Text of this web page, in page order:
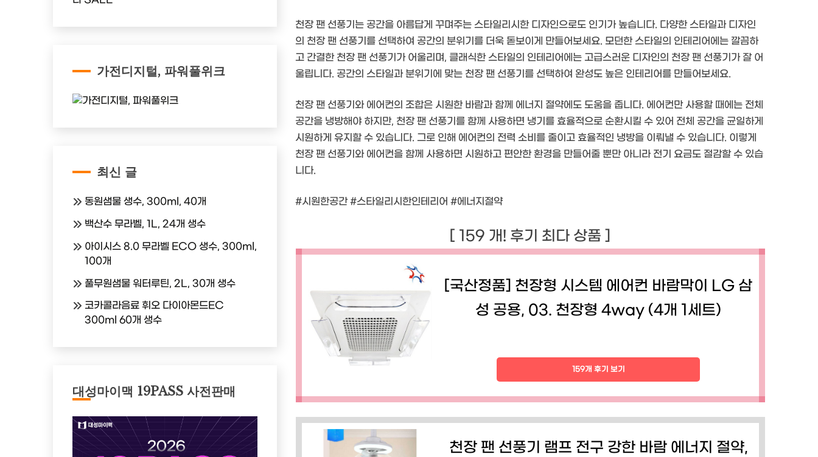
천장 팬 선풍기는 공간을 아름답게 꾸며주는 스타일리시한 디자인으로도 인기가 높습니다. 다양한 스타일과 디자인
의 천장 팬 선풍기를 선택하여 공간의 분위기를 더욱 돋보이게 만들어보세요. 모던한 스타일의 인테리어에는 깔끔하
고 간결한 천장 팬 선풍기가 어울리며, 클래식한 스타일의 인테리어에는 고급스러운 디자인의 천장 팬 선풍기가 잘 어
울립니다. 공간의 스타일과 분위기에 맞는 천장 팬 선풍기를 선택하여 완성도 높은 인테리어를 만들어보세요.
천장 팬 선풍기와 에어컨의 조합은 시원한 바람과 함께 에너지 절약에도 도움을 줍니다. 에어컨만 사용할 때에는 전체
공간을 냉방해야 하지만, 천장 팬 선풍기를 함께 사용하면 냉기를 효율적으로 순환시킬 수 있어 전체 공간을 균일하게
시원하게 유지할 수 있습니다. 그로 인해 에어컨의 전력 소비를 줄이고 효율적인 냉방을 이뤄낼 수 있습니다. 이렇게
천장 팬 선풍기와 에어컨을 함께 사용하면 시원하고 편안한 환경을 만들어줄 뿐만 아니라 전기 요금도 절감할 수 있습
니다.
#시원한공간 #스타일리시한인테리어 #에너지절약
[ 159 개! 후기 최다 상품 ]
[국산정품] 천장형 시스템 에어컨 바람막이 LG 삼
성 공용, 03. 천장형 4way (4개 1세트)
159개 후기 보기
천장 팬 선풍기 램프 전구 강한 바람 에너지 절약,
가전디지털, 파워풀위크
최신 글
동원샘물 생수, 300ml, 40개
백산수 무라벨, 1L, 24개 생수
아이시스 8.0 무라벨 ECO 생수, 300ml,
100개
풀무원샘물 워터루틴, 2L, 30개 생수
코카콜라음료 휘오 다이아몬드EC
300ml 60개 생수
대성마이맥 19PASS 사전판매